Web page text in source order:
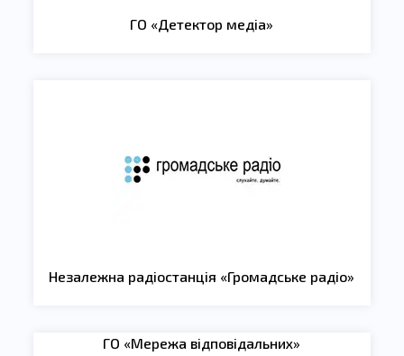
ГО «Детектор медіа»
Незалежна радіостанція «Громадське радіо»
ГО «Мережа відповідальних»